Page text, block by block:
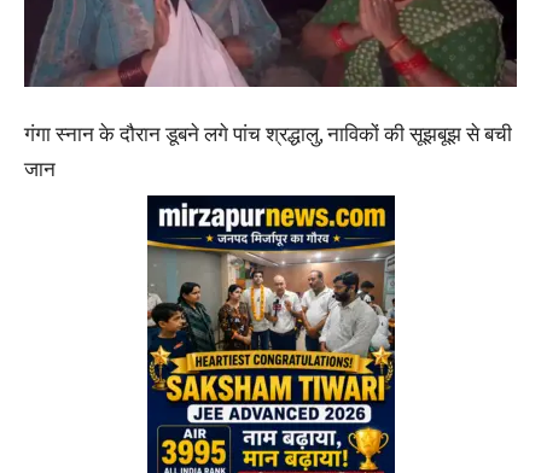
गंगा स्नान के दौरान डूबने लगे पांच श्रद्धालु, नाविकों की सूझबूझ से बची
जान